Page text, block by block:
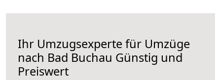
Ihr Umzugsexperte für Umzüge
nach Bad Buchau Günstig und
Preiswert